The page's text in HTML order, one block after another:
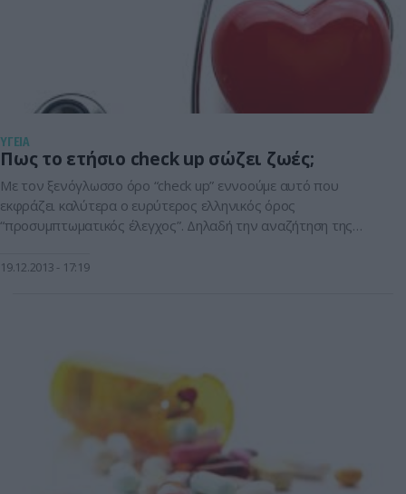
ΥΓΕΙΑ
Πως το ετήσιο check up σώζει ζωές;
Με τον ξενόγλωσσο όρο “check up” εννοούμε αυτό που
εκφράζει καλύτερα ο ευρύτερος ελληνικός όρος
“προσυμπτωματικός έλεγχος”. Δηλαδή την αναζήτηση της
εκδηλωθεί (ή όπως αλλιώς λέμε “δώσει συμπτώματα”). Με το
19.12.2013 17:19